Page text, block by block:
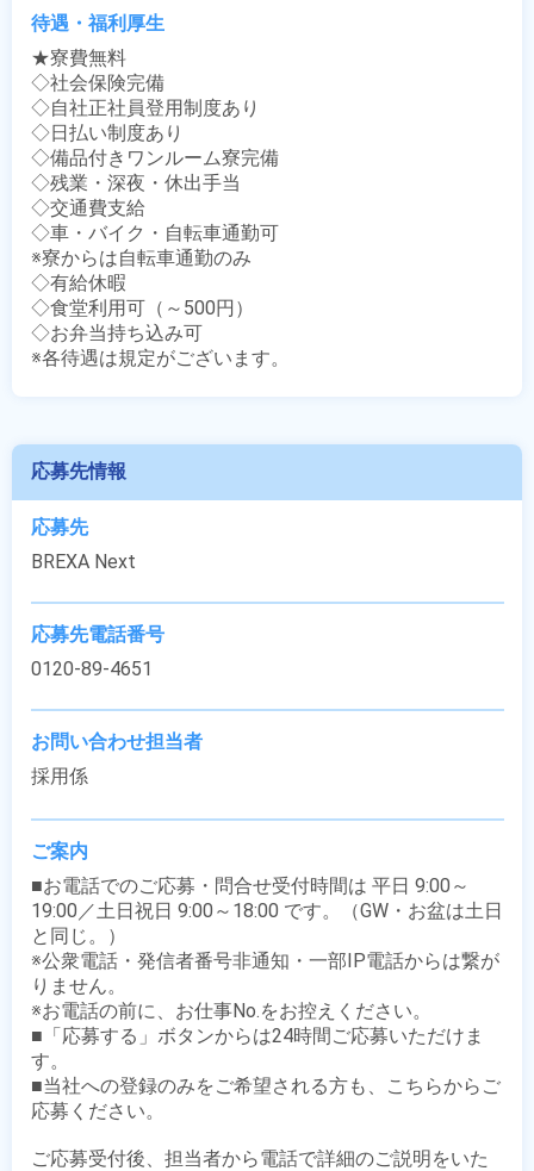
待遇・福利厚生
★寮費無料
◇社会保険完備
◇自社正社員登用制度あり
◇日払い制度あり
◇備品付きワンルーム寮完備
◇残業・深夜・休出手当
◇交通費支給
◇車・バイク・自転車通勤可
※寮からは自転車通勤のみ
◇有給休暇
◇食堂利用可（～500円）
◇お弁当持ち込み可
※各待遇は規定がございます。
応募先情報
応募先
BREXA Next
応募先電話番号
0120-89-4651
お問い合わせ担当者
採用係
ご案内
■お電話でのご応募・問合せ受付時間は 平日 9:00～
19:00／土日祝日 9:00～18:00 です。（GW・お盆は土日
と同じ。）
※公衆電話・発信者番号非通知・一部IP電話からは繋が
りません。
※お電話の前に、お仕事No.をお控えください。
■「応募する」ボタンからは24時間ご応募いただけま
す。
■当社への登録のみをご希望される方も、こちらからご
応募ください。
ご応募受付後、担当者から電話で詳細のご説明をいた